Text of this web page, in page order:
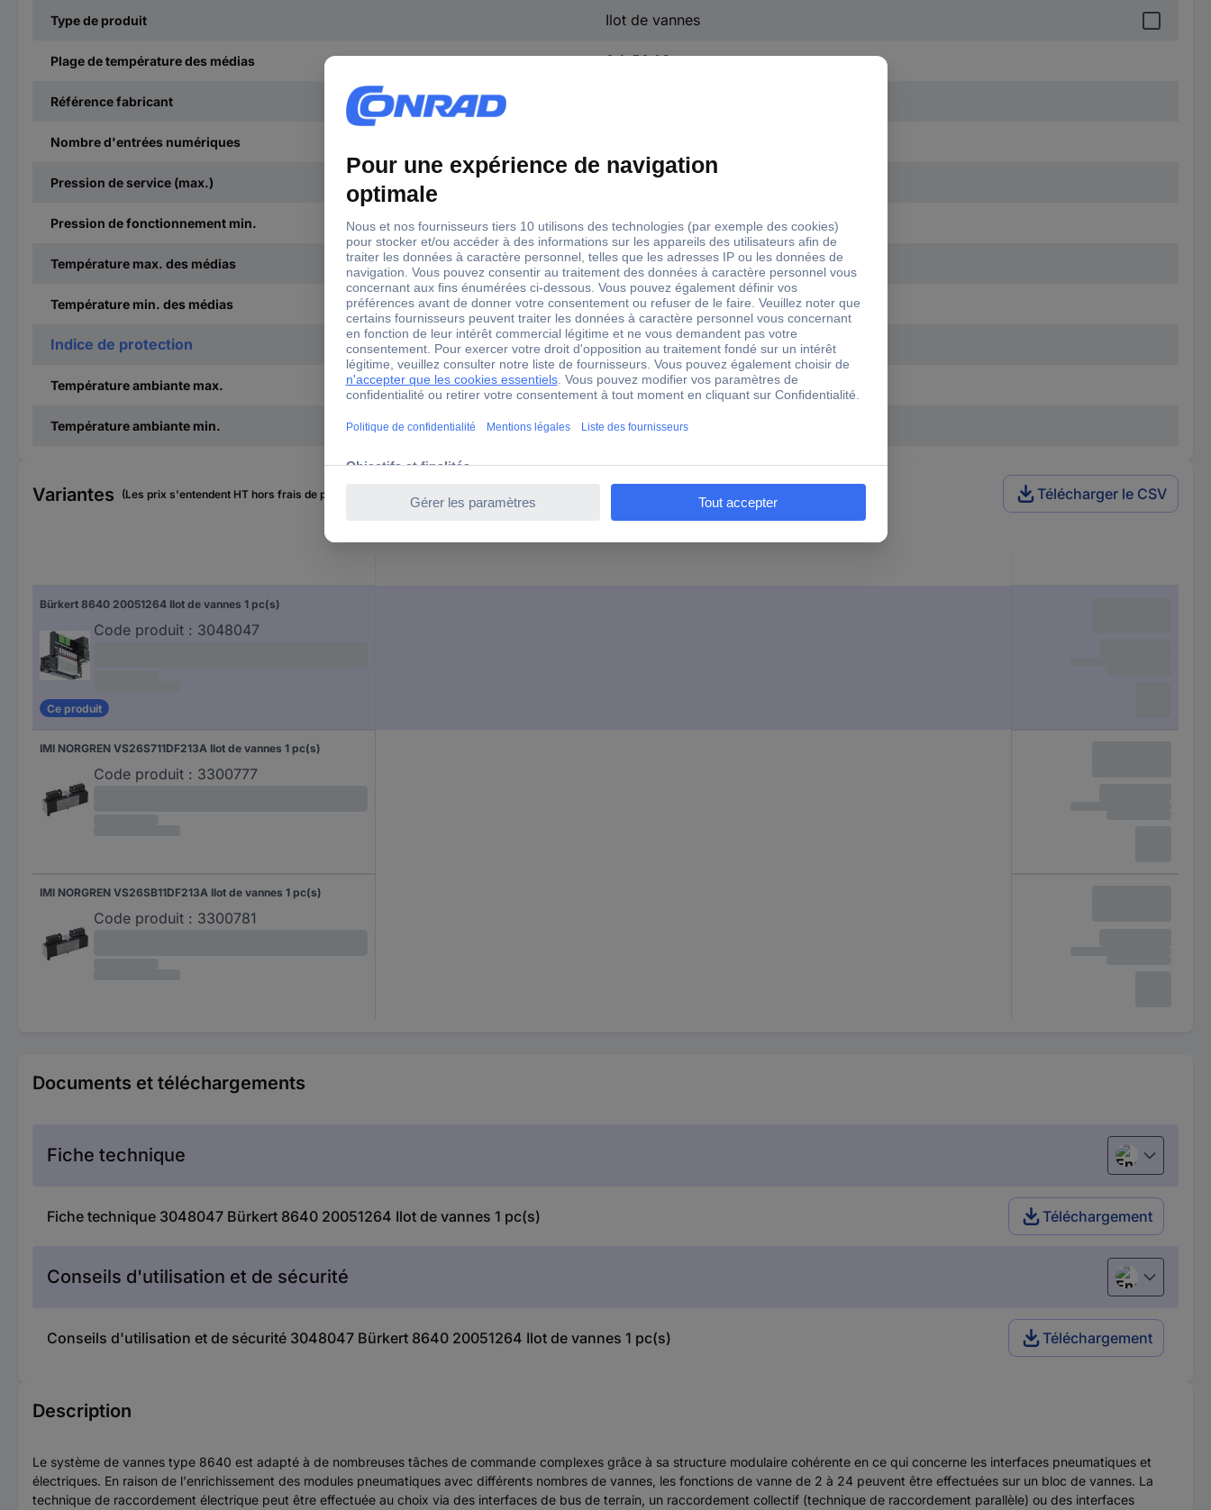
Type de produit Ilot de vannes
Plage de température des médias 0 à 50 °C
Référence fabricant
Nombre d'entrées numériques
Pression de service (max.)
Pression de fonctionnement min. 2.5 bar
Température max. des médias 50 °C
Température min. des médias 0 °C
Indice de protection IP20
Température ambiante max. 55 °C
Température ambiante min. 0 °C
Variantes (Les prix s'entendent HT hors frais de port) Télécharger le CSV
Bürkert 8640 20051264 Ilot de vannes 1 pc(s)
Code produit : 3048047
Ce produit
IMI NORGREN VS26S711DF213A Ilot de vannes 1 pc(s)
Code produit : 3300777
IMI NORGREN VS26SB11DF213A Ilot de vannes 1 pc(s)
Code produit : 3300781
Documents et téléchargements
Fiche technique English
Fiche technique 3048047 Bürkert 8640 20051264 Ilot de vannes 1 pc(s) Téléchargement
Conseils d'utilisation et de sécurité English
Conseils d'utilisation et de sécurité 3048047 Bürkert 8640 20051264 Ilot de vannes 1 pc(s) Téléchargement
Description
Le système de vannes type 8640 est adapté à de nombreuses tâches de commande complexes grâce à sa structure modulaire cohérente en ce qui concerne les interfaces pneumatiques et
électriques. En raison de l'enrichissement des modules pneumatiques avec différents nombres de vannes, les fonctions de vanne de 2 à 24 peuvent être effectuées sur un bloc de vannes. La
technique de raccordement électrique peut être effectuée au choix via des interfaces de bus de terrain, un raccordement collectif (technique de raccordement parallèle) ou des interfaces